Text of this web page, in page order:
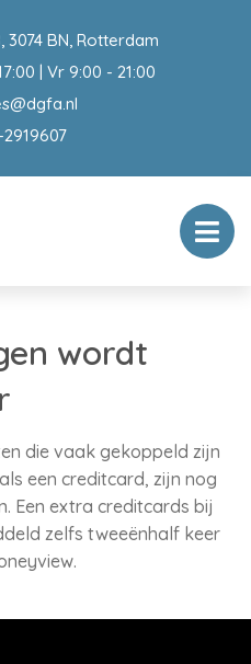
3074 BN, Rotterdam
| Vr 9:00 - 21:00
wordt
die vaak gekoppeld zijn
een creditcard, zijn nog
Een extra creditcards bij
zelfs tweeënhalf keer